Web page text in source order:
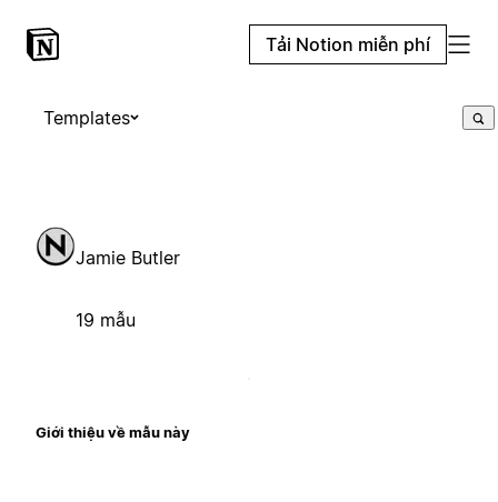
Tải Notion miễn phí
Templates
Jamie Butler
19 mẫu
Giới thiệu về mẫu này